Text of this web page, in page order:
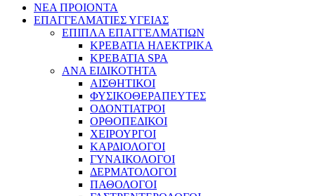
ΝΕΑ ΠΡΟΙΟΝΤΑ
ΕΠΑΓΓΕΛΜΑΤΙΕΣ ΥΓΕΙΑΣ
ΕΠΙΠΛΑ ΕΠΑΓΓΕΛΜΑΤΙΩΝ
ΚΡΕΒΑΤΙΑ ΗΛΕΚΤΡΙΚΑ
ΚΡΕΒΑΤΙΑ SPA
ΑΝΑ ΕΙΔΙΚΟΤΗΤΑ
ΑΙΣΘΗΤΙΚΟΙ
ΦΥΣΙΚΟΘΕΡΑΠΕΥΤΕΣ
ΟΔΟΝΤΙΑΤΡΟΙ
ΟΡΘΟΠΕΔΙΚΟΙ
ΧΕΙΡΟΥΡΓΟΙ
ΚΑΡΔΙΟΛΟΓΟΙ
ΓΥΝΑΙΚΟΛΟΓΟΙ
ΔΕΡΜΑΤΟΛΟΓΟΙ
ΠΑΘΟΛΟΓΟΙ